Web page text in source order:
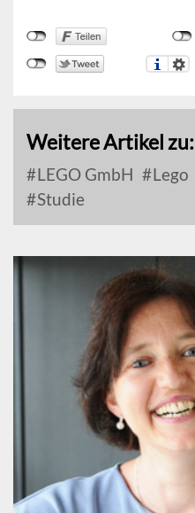
Weitere Artikel zu:
LEGO GmbH Lego
Studie